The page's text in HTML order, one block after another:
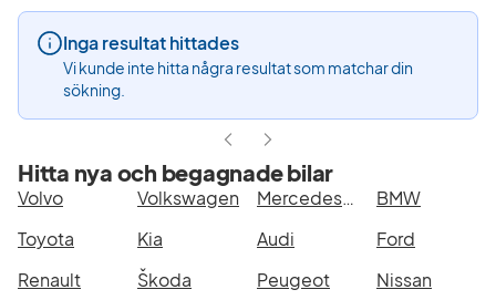
(Plats)
Inga resultat hittades
Vi kunde inte hitta några resultat som matchar din
sökning.
Hitta nya och begagnade bilar
Volvo Volkswagen Mercedes-Benz
BMW
Toyota
Kia Audi
Ford
Renault
Škoda Peugeot
Nissan